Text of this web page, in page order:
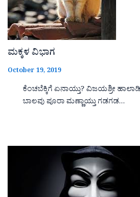
ಮಕ್ಕಳ ವಿಭಾಗ
October 19, 2019
ಕೆಂಚಬೆಕ್ಕಿಗೆ ಏನಾಯ್ತು? ವಿಜಯಶ್ರೀ
ಬಾಲವು ಪೂರಾ ಮಣ್ಣಾಯ್ತು ಗಡಗಡ…